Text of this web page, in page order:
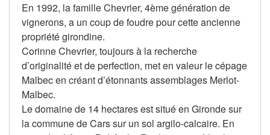
En 1992, la famille Chevrier, 4ème génération de
vignerons, a un coup de foudre pour cette ancienne
propriété girondine.
Corinne Chevrier, toujours à la recherche
d’originalité et de perfection, met en valeur le cépage
Malbec en créant d’étonnants assemblages Merlot-
Malbec.
Le domaine de 14 hectares est situé en Gironde sur
la commune de Cars sur un sol argilo-calcaire. En